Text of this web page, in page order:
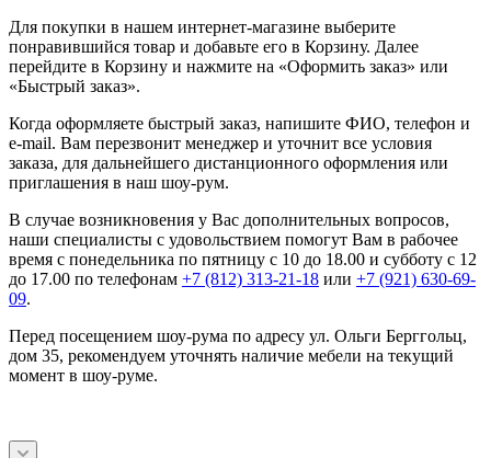
Для покупки в нашем интернет-магазине выберите
понравившийся товар и добавьте его в Корзину. Далее
перейдите в Корзину и нажмите на «Оформить заказ» или
«Быстрый заказ».
Когда оформляете быстрый заказ, напишите ФИО, телефон и
e-mail. Вам перезвонит менеджер и уточнит все условия
заказа, для дальнейшего дистанционного оформления или
приглашения в наш шоу-рум.
В случае возникновения у Вас дополнительных вопросов,
наши специалисты с удовольствием помогут Вам в рабочее
время с понедельника по пятницу с 10 до 18.00 и субботу с 12
до 17.00 по телефонам +7 (812) 313-21-18 или +7 (921) 630-69-
09.
Перед посещением шоу-рума по адресу ул. Ольги Берггольц,
дом 35, рекомендуем уточнять наличие мебели на текущий
момент в шоу-руме.